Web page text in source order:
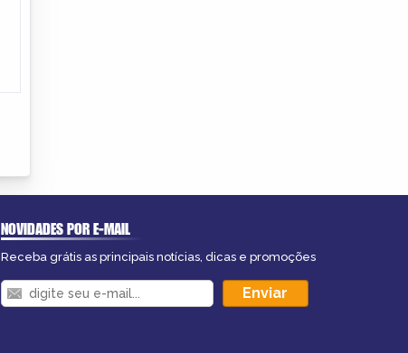
NOVIDADES POR E-MAIL
Receba grátis as principais notícias, dicas e promoções